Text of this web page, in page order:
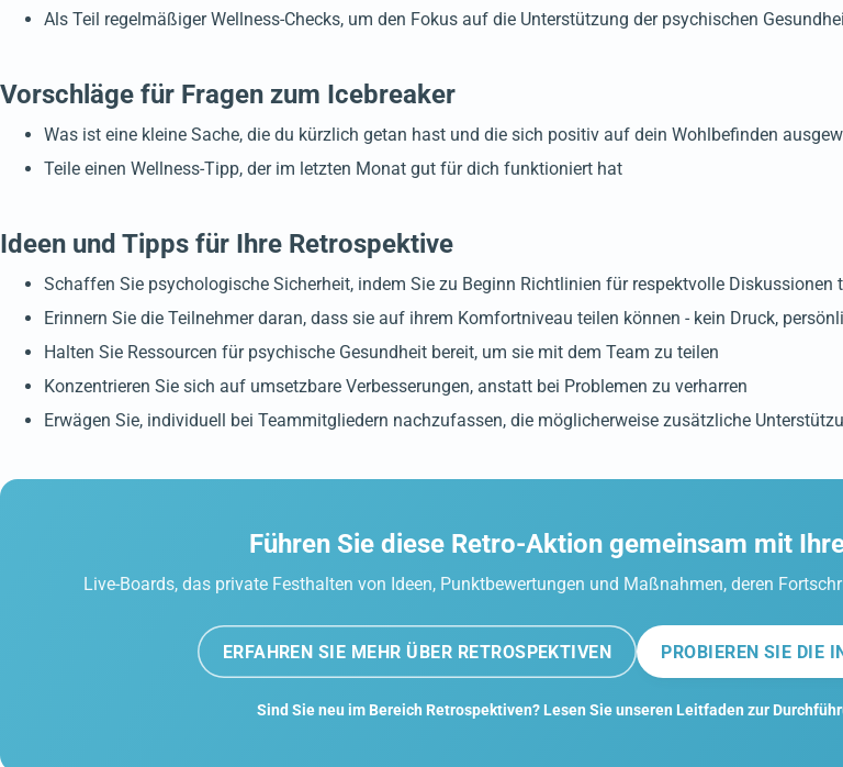
Als Teil regelmäßiger Wellness-Checks, um den Fokus auf die Unterstützung der psychischen
Vorschläge für Fragen zum Icebreaker
Was ist eine kleine Sache, die du kürzlich getan hast und die sich positiv auf dein Wohlbefinden
Teile einen Wellness-Tipp, der im letzten Monat gut für dich funktioniert hat
Ideen und Tipps für Ihre Retrospektive
Schaffen Sie psychologische Sicherheit, indem Sie zu Beginn Richtlinien für respektvolle Diskussionen
Erinnern Sie die Teilnehmer daran, dass sie auf ihrem Komfortniveau teilen können - kein Druck,
Halten Sie Ressourcen für psychische Gesundheit bereit, um sie mit dem Team zu teilen
Konzentrieren Sie sich auf umsetzbare Verbesserungen, anstatt bei Problemen zu verharren
Erwägen Sie, individuell bei Teammitgliedern nachzufassen, die möglicherweise zusätzliche
Führen Sie diese Retro-Aktion gemeinsam mit
Live-Boards, das private Festhalten von Ideen, Punktbewertungen und Maßnahmen, deren
ERFAHREN SIE MEHR ÜBER RETROSPEKTIVEN PROBIEREN SIE DIE
Sind Sie neu im Bereich Retrospektiven? Lesen Sie unseren Leitfaden zur